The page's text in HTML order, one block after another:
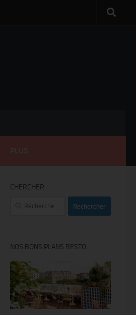
CHERCHER
Rechercher :
NOS BONS PLANS RESTO